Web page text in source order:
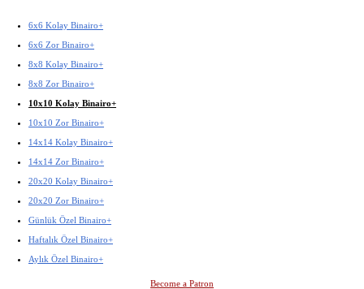
6x6 Kolay Binairo+
6x6 Zor Binairo+
8x8 Kolay Binairo+
8x8 Zor Binairo+
10x10 Kolay Binairo+
10x10 Zor Binairo+
14x14 Kolay Binairo+
14x14 Zor Binairo+
20x20 Kolay Binairo+
20x20 Zor Binairo+
Günlük Özel Binairo+
Haftalık Özel Binairo+
Aylık Özel Binairo+
Become a Patron